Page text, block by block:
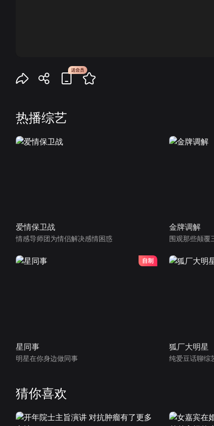
热播综艺
爱情保卫战
情感导师团为情侣解决感情困惑
金牌调解
围观那些颠覆
星同事
明星在你身边做同事
狐厂大明星
纯爱豆话聊综
猜你喜欢